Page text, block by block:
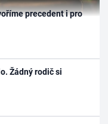
precedent i pro
Žádný rodič si